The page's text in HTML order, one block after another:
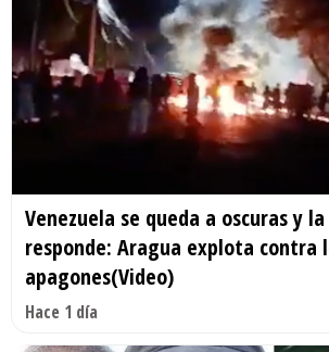
Venezuela se queda a oscuras y
responde: Aragua explota contra
apagones(Video)
Hace 1 día